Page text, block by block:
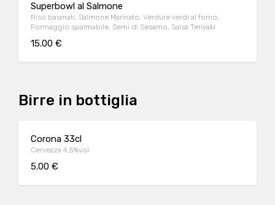
Superbowl al Salmone
Riso basmati, Salmone Marinato, Verdure verdi al forno,
Formaggio spalmabile, Semi di Sesamo, Salsa Teriyaki
15.00 €
Birre in bottiglia
Corona 33cl
Cervezza 4,5%vol
5.00 €